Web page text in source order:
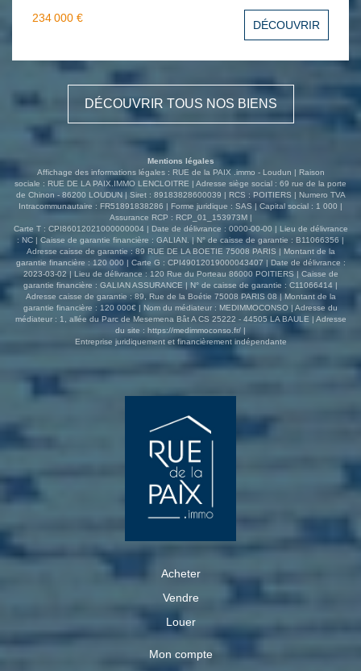
pour vos moments de convivialité, une cuisine
indépendante, un bureau, une salle de bain et WC. À
l'étage : Trois belles chambres, une salle d'eau et WC.
Annexes et extérieurs : Attenante à la maison, vous
trouverez une chaufferie/buanderie avec arrière-cuisine,
ainsi que plusieurs dépendances offrant de multiples
possibilités (atelier, rangement, loisirs?). Le tout est
implanté sur une parcelle arborée de 2 800 m², offrant un
cadre verdoyant et agréable. N'attendez plus et venez
visiter cette magnifique propriété! Le standard
téléphonique de vos agences est ouvert du lundi au
vendredi de 8h30 à 18h30 sans interruption. Réf :
4041NB Les informations sur les risques auxquels ce bien
est exposé sont disponibles sur le site Géorisques :
www.georisques.gouv.fr
234 000 €
DÉCOUVRIR
DÉCOUVRIR TOUS NOS BIENS
Mentions légales
Affichage des informations légales : RUE de la PAIX .immo - Loudun | Raison
sociale : RUE DE LA PAIX.IMMO LENCLOITRE | Adresse siège social : 69 rue de la porte
de Chinon - 86200 LOUDUN | Siret : 89183828600039 | RCS : POITIERS | Numero TVA
Intracommunautaire : FR51891838286 | Forme juridique : SAS | Capital social : 1 000 |
Assurance RCP : RCP_01_153973M |
Carte T : CPI86012021000000004 | Date de délivrance : 0000-00-00 | Lieu de délivrance
: NC | Caisse de garantie financière : GALIAN. | N° de caisse de garantie : B11066356 |
Adresse caisse de garantie : 89 RUE DE LA BOETIE 75008 PARIS | Montant de la
garantie financière : 120 000 | Carte G : CPI49012019000043407 | Date de délivrance :
2023-03-02 | Lieu de délivrance : 120 Rue du Porteau 86000 POITIERS | Caisse de
garantie financière : GALIAN ASSURANCE | N° de caisse de garantie : C11066414 |
Adresse caisse de garantie : 89, Rue de la Boétie 75008 PARIS 08 | Montant de la
garantie financière : 120 000€ | Nom du médiateur : MEDIMMOCONSO | Adresse du
médiateur : 1, allée du Parc de Mesemena Bât A CS 25222 - 44505 LA BAULE | Adresse
du site : https://medimmoconso.fr/ |
Entreprise juridiquement et financièrement indépendante
Acheter
Vendre
Louer
Mon compte